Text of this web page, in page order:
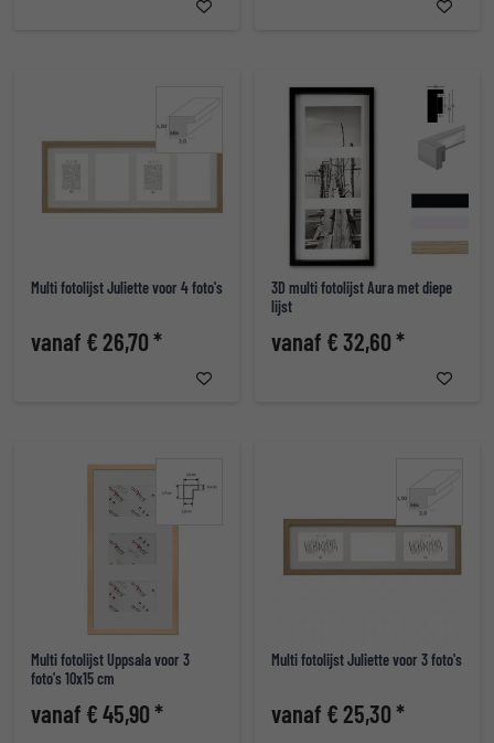
Multi fotolijst Juliette voor 4 foto's
vanaf € 26,70 *
3D multi fotolijst Aura met diepe
lijst
vanaf € 32,60 *
Multi fotolijst Uppsala voor 3
foto's 10x15 cm
vanaf € 45,90 *
Multi fotolijst Juliette voor 3 foto's
vanaf € 25,30 *